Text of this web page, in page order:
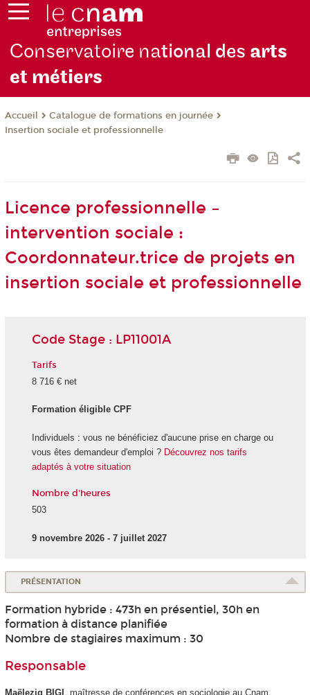
Conservatoire national des arts
et métiers
Accueil
Catalogue de formations en journée
Insertion sociale et professionnelle
Licence professionnelle –
intervention sociale :
Coordonnateur.trice de projets en
insertion sociale et professionnelle
Code Stage : LP11001A
Tarifs
8 716 € net
Formation éligible CPF
Individuels : vous ne bénéficiez d'aucune prise en charge ou
vous êtes demandeur d'emploi ? Découvrez nos tarifs
adaptés à votre situation
Nombre d'heures
503
9 novembre 2026 - 7 juillet 2027
PRÉSENTATION
Formation hybride : 473h en présentiel, 30h en
formation à distance planifiée
Nombre de stagiaires maximum : 30
Responsable
Maëlezig BIGI , maîtresse de conférences en sociologie au Cnam,